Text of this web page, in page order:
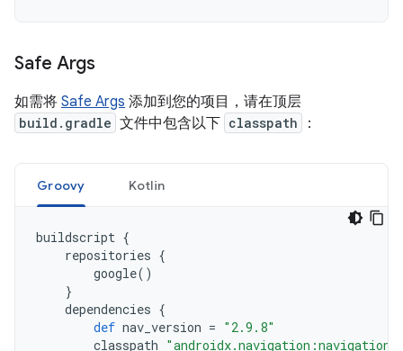
Safe Args
如需将 Safe Args 添加到您的项目，请在顶层
build.gradle 文件中包含以下 classpath ：
Groovy Kotlin
buildscript {
repositories {
google()
}
dependencies {
def nav_version = "2.9.8"
classpath